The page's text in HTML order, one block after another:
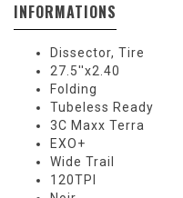
INFORMATIONS
Dissector, Tire
27.5''x2.40
Folding
Tubeless Ready
3C Maxx Terra
EXO+
Wide Trail
120TPI